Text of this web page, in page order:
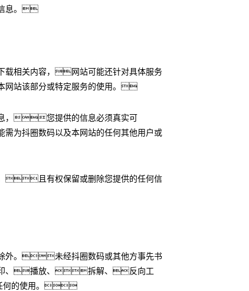
信息。
相关内容，网站可能还针对具体服务
网站该部分或特定服务的使用。
，您提供的信息必须真实可
抖圈数码以及本网站的任何其他用户或
且有权保留或删除您提供的任何信
外。未经抖圈数码或其他方事先书
、播放、拆解、反向工
何的使用。